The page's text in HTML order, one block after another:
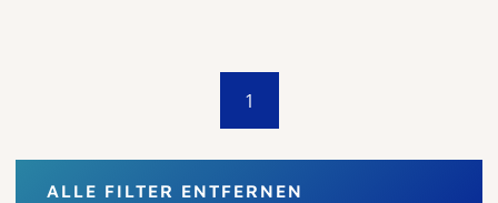
1
ALLE FILTER ENTFERNEN